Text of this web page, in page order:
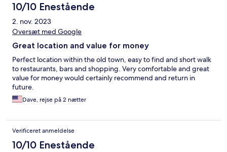
10/10 Enestående
2. nov. 2023
Oversæt med Google
Great location and value for money
Perfect location within the old town, easy to find and short walk
to restaurants, bars and shopping. Very comfortable and great
value for money would certainly recommend and return in
future.
Dave, rejse på 2 nætter
Verificeret anmeldelse
10/10 Enestående